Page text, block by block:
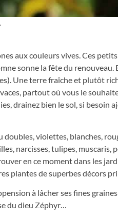
aux couleurs vives. Ces
sonne la fête du renouveau.
Une terre fraîche et plutôt
partout où vous le
drainez bien le sol, si besoin
doubles, violettes, blanches,
narcisses, tulipes, muscaris,
en ce moment dans les
plantes de superbes décors
à lâcher ses fines graines
du dieu Zéphyr…